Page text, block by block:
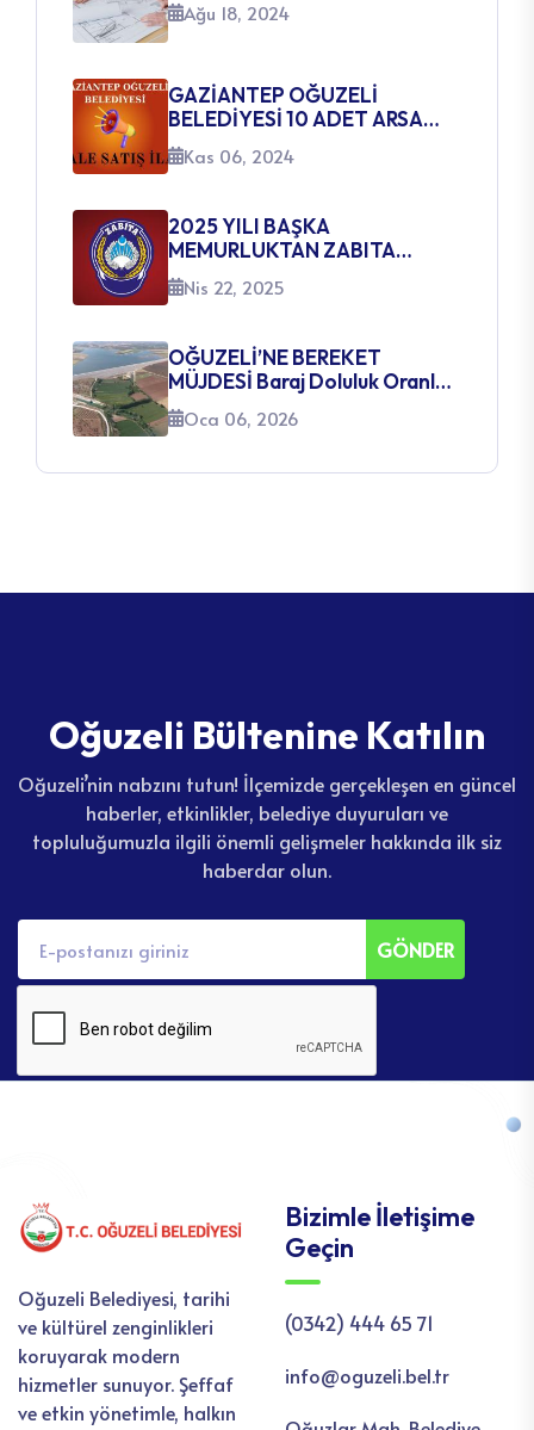
Ağu 18, 2024
GAZİANTEP OĞUZELİ
BELEDİYESİ 10 ADET ARSA
SATIŞ İHALE İLANI
Kas 06, 2024
2025 YILI BAŞKA
MEMURLUKTAN ZABITA
MEMURLUĞUNA GEÇİŞ SINAVI
AÇILACAK KADROLARA
Nis 22, 2025
OĞUZELİ’NE BEREKET
MÜJDESİ Baraj Doluluk Oranları
Yüzleri Güldürüyor
Oca 06, 2026
Oğuzeli Bültenine Katılın
Oğuzeli’nin nabzını tutun! İlçemizde gerçekleşen en güncel
haberler, etkinlikler, belediye duyuruları ve
topluluğumuzla ilgili önemli gelişmeler hakkında ilk siz
haberdar olun.
GÖNDER
Oğuzeli Belediyesi, tarihi
ve kültürel zenginlikleri
koruyarak modern
hizmetler sunuyor. Şeffaf
ve etkin yönetimle, halkın
Bizimle İletişime
Geçin
(0342) 444 65 71
info@oguzeli.bel.tr